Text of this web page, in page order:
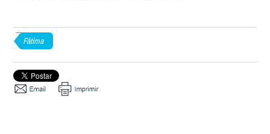
Fátima